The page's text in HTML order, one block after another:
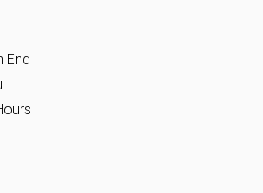
End